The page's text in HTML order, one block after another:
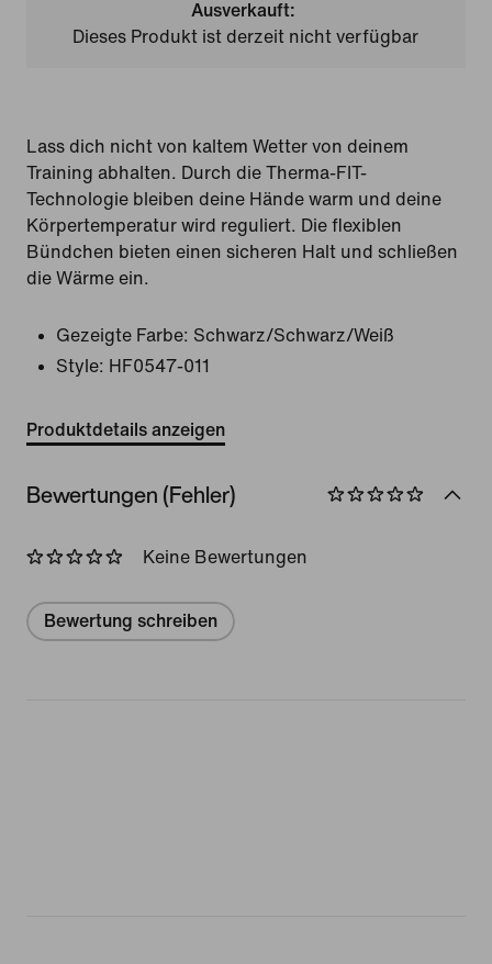
Ausverkauft:
Dieses Produkt ist derzeit nicht verfügbar
Lass dich nicht von kaltem Wetter von deinem
Training abhalten. Durch die Therma-FIT-
Technologie bleiben deine Hände warm und deine
Körpertemperatur wird reguliert. Die flexiblen
Bündchen bieten einen sicheren Halt und schließen
die Wärme ein.
Gezeigte Farbe: Schwarz/Schwarz/Weiß
Style: HF0547-011
Produktdetails anzeigen
Bewertungen (Fehler)
Keine Bewertungen
Bewertung schreiben